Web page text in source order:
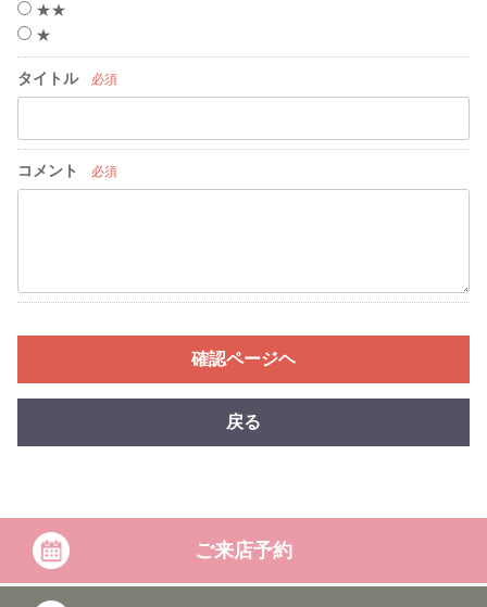
★★
★
タイトル 必須
コメント 必須
確認ページヘ
戻る
ご来店予約